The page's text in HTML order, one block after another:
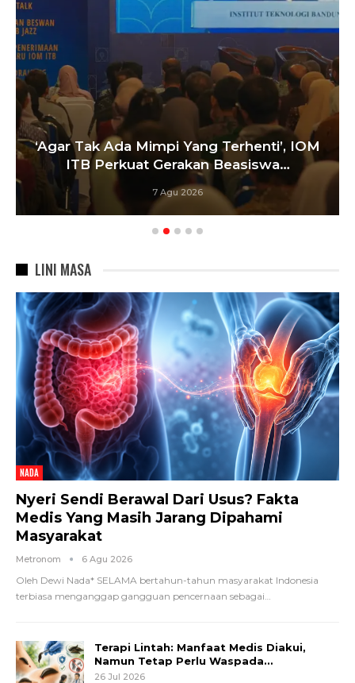
‘Agar Tak Ada Mimpi Yang Terhenti’, IOM
ITB Perkuat Gerakan Beasiswa…
7 Agu 2026
LINI MASA
NADA
Nyeri Sendi Berawal Dari Usus? Fakta
Medis Yang Masih Jarang Dipahami
Masyarakat
Metronom 6 Agu 2026
Oleh Dewi Nada* SELAMA bertahun-tahun masyarakat Indonesia
terbiasa menganggap gangguan pencernaan sebagai
Terapi Lintah: Manfaat Medis Diakui,
Namun Tetap Perlu Waspada…
26 Jul 2026